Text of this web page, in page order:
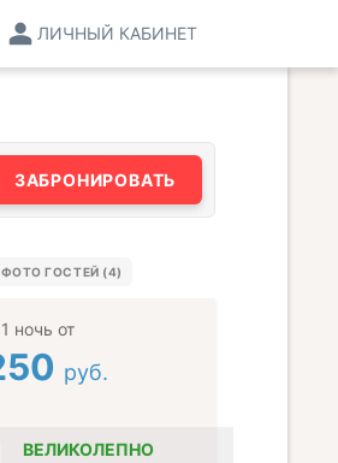
ЛИЧНЫЙ КАБИНЕТ
ЗАБРОНИРОВАТЬ
ФОТО ГОСТЕЙ (4)
ночь от
руб.
ВЕЛИКОЛЕПНО